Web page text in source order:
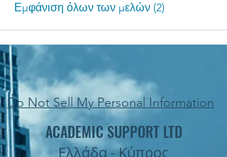
Εμφάνιση όλων των μελών (2)
Do Not Sell My Personal Information
ACADEMIC SUPPORT LTD
Ελλάδα - Κύπρος